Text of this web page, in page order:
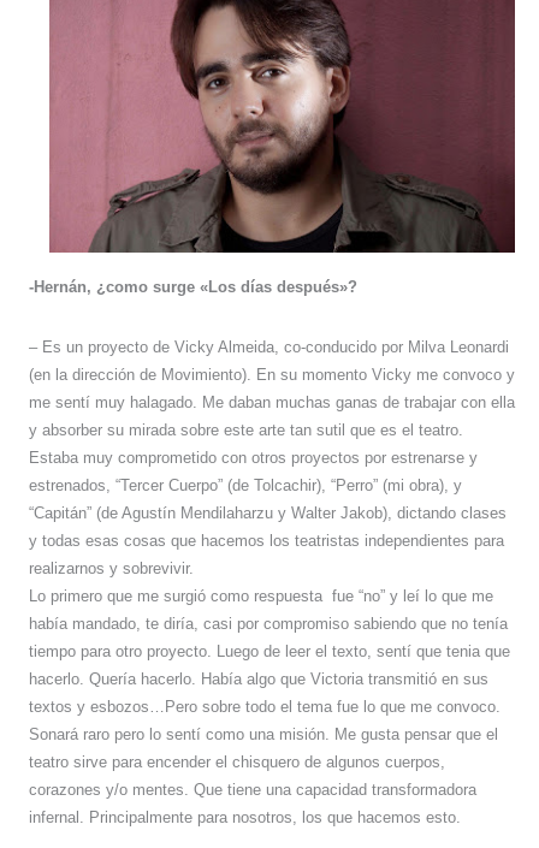
-Hernán, ¿como surge «Los días después»?
– Es un proyecto de Vicky Almeida, co-conducido por Milva Leonardi
(en la dirección de Movimiento). En su momento Vicky me convoco y
me sentí muy halagado. Me daban muchas ganas de trabajar con ella
y absorber su mirada sobre este arte tan sutil que es el teatro.
Estaba muy comprometido con otros proyectos por estrenarse y
estrenados, “Tercer Cuerpo” (de Tolcachir), “Perro” (mi obra), y
“Capitán” (de Agustín Mendilaharzu y Walter Jakob), dictando clases
y todas esas cosas que hacemos los teatristas independientes para
realizarnos y sobrevivir.
Lo primero que me surgió como respuesta fue “no” y leí lo que me
había mandado, te diría, casi por compromiso sabiendo que no tenía
tiempo para otro proyecto. Luego de leer el texto, sentí que tenia que
hacerlo. Quería hacerlo. Había algo que Victoria transmitió en sus
textos y esbozos…Pero sobre todo el tema fue lo que me convoco.
Sonará raro pero lo sentí como una misión. Me gusta pensar que el
teatro sirve para encender el chisquero de algunos cuerpos,
corazones y/o mentes. Que tiene una capacidad transformadora
infernal. Principalmente para nosotros, los que hacemos esto.